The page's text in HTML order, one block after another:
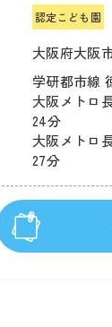
認定こども園
大阪府大阪
学研都市線
大阪メトロ
24分
大阪メトロ
27分